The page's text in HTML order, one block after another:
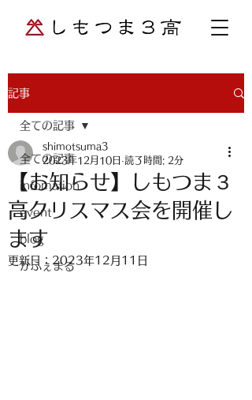
記事
全ての記事
infomation
event
blog
かふぇまる
全ての記事
【お知らせ】しもつま３
高クリスマス会を開催し
ます
shimotsuma3
2023年12月10日 読了時間: 2分
更新日： 2023年12月11日